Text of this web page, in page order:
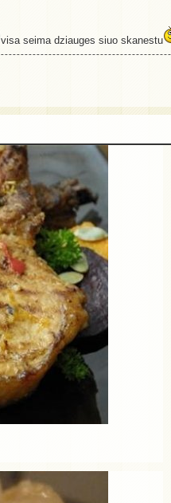
visa seima dziauges siuo skanestu